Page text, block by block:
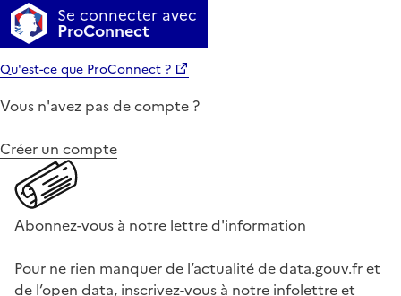
Se connecter avec
ProConnect
Qu'est-ce que ProConnect ?
Vous n'avez pas de compte ?
Créer un compte
Abonnez-vous à notre lettre d'information
Pour ne rien manquer de l’actualité de data.gouv.fr et
de l’open data, inscrivez-vous à notre infolettre et